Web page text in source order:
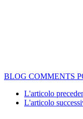
BLOG COMMENTS
L'articolo
L'articolo